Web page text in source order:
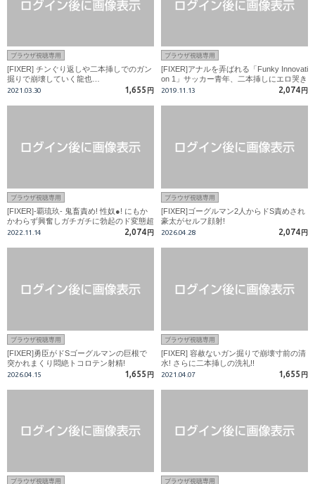
ブラウザ視聴専用
[FIXER] チンぐり返しや二本挿しでのガン
掘りで崩壊していく龍也…
2021.03.30 1,655 円
ブラウザ視聴専用
[FIXER]アナルを弄ばれる「Funky Innovati
on 1」サッカー青年、二本挿しにエロ哭き
が止まらない!!
2019.11.13 2,074 円
ブラウザ視聴専用
[FIXER]-覇琉玖- 鬼畜責め! 性奴●! にもか
かわらず興奮しガチガチに勃起のド変態超
巨根!
2022.11.14 2,074 円
ブラウザ視聴専用
[FIXER]ゴーグルマン2人からドS責めされ
豪太がセルフ顔射!
2026.04.28 2,074 円
ブラウザ視聴専用
[FIXER]勇臣がドSゴーグルマンの巨根で
突かれまくり悶絶トコロテン射精!
2026.04.15 1,655 円
ブラウザ視聴専用
[FIXER] 容赦ないガン掘りで崩壊寸前の清
水! さらに二本挿しの洗礼!!
2021.04.07 1,655 円
ブラウザ視聴専用 ブラウザ視聴専用